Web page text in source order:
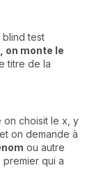
blind test
, on monte le
titre de la
on choisit le x, y
on demande à
ou autre
qui a